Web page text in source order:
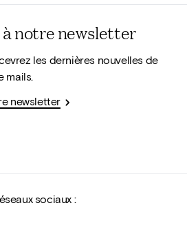
notre newsletter
les dernières nouvelles de
mails.
newsletter
sociaux :